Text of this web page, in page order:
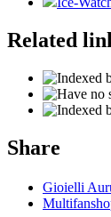
Related
Share
Gioielli